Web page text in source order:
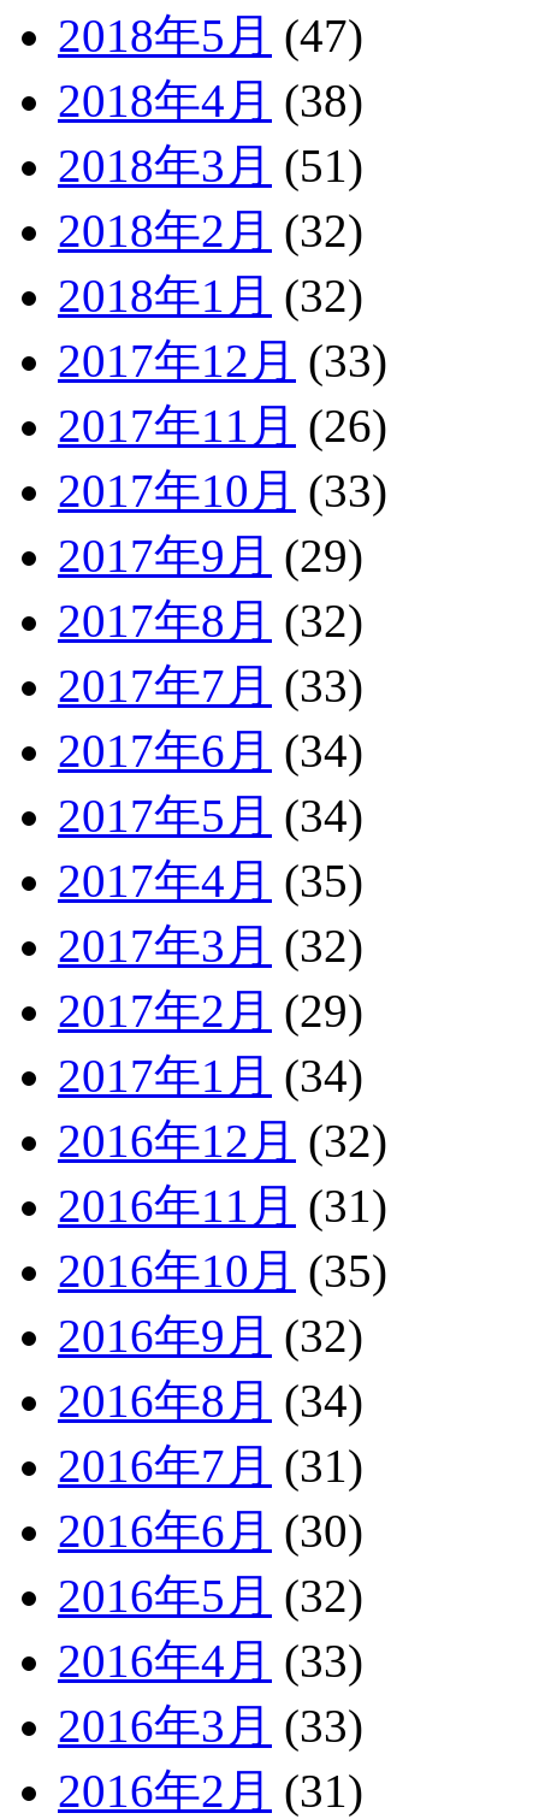
2018年5月 (47)
2018年4月 (38)
2018年3月 (51)
2018年2月 (32)
2018年1月 (32)
2017年12月 (33)
2017年11月 (26)
2017年10月 (33)
2017年9月 (29)
2017年8月 (32)
2017年7月 (33)
2017年6月 (34)
2017年5月 (34)
2017年4月 (35)
2017年3月 (32)
2017年2月 (29)
2017年1月 (34)
2016年12月 (32)
2016年11月 (31)
2016年10月 (35)
2016年9月 (32)
2016年8月 (34)
2016年7月 (31)
2016年6月 (30)
2016年5月 (32)
2016年4月 (33)
2016年3月 (33)
2016年2月 (31)